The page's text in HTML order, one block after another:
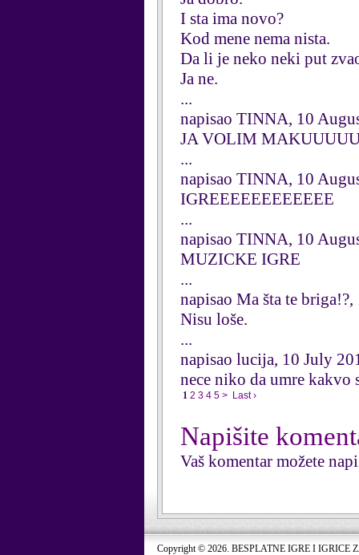
I sta ima novo?
Kod mene nema nista.
Da li je neko neki put
Ja ne.
...
napisao TINNA, 10
JA VOLIM
...
napisao TINNA, 10
IGREEEEEEEEEEEE
...
napisao TINNA, 10
MUZICKE IGRE
...
napisao Ma šta te
Nisu loše.
...
napisao lucija, 10 July
nece niko da umre
1 2 3 4 5 > Last ›
Napišite
Vaš komentar možete
Copyright © 2026. BESPLATNE IGRE I IGRICE